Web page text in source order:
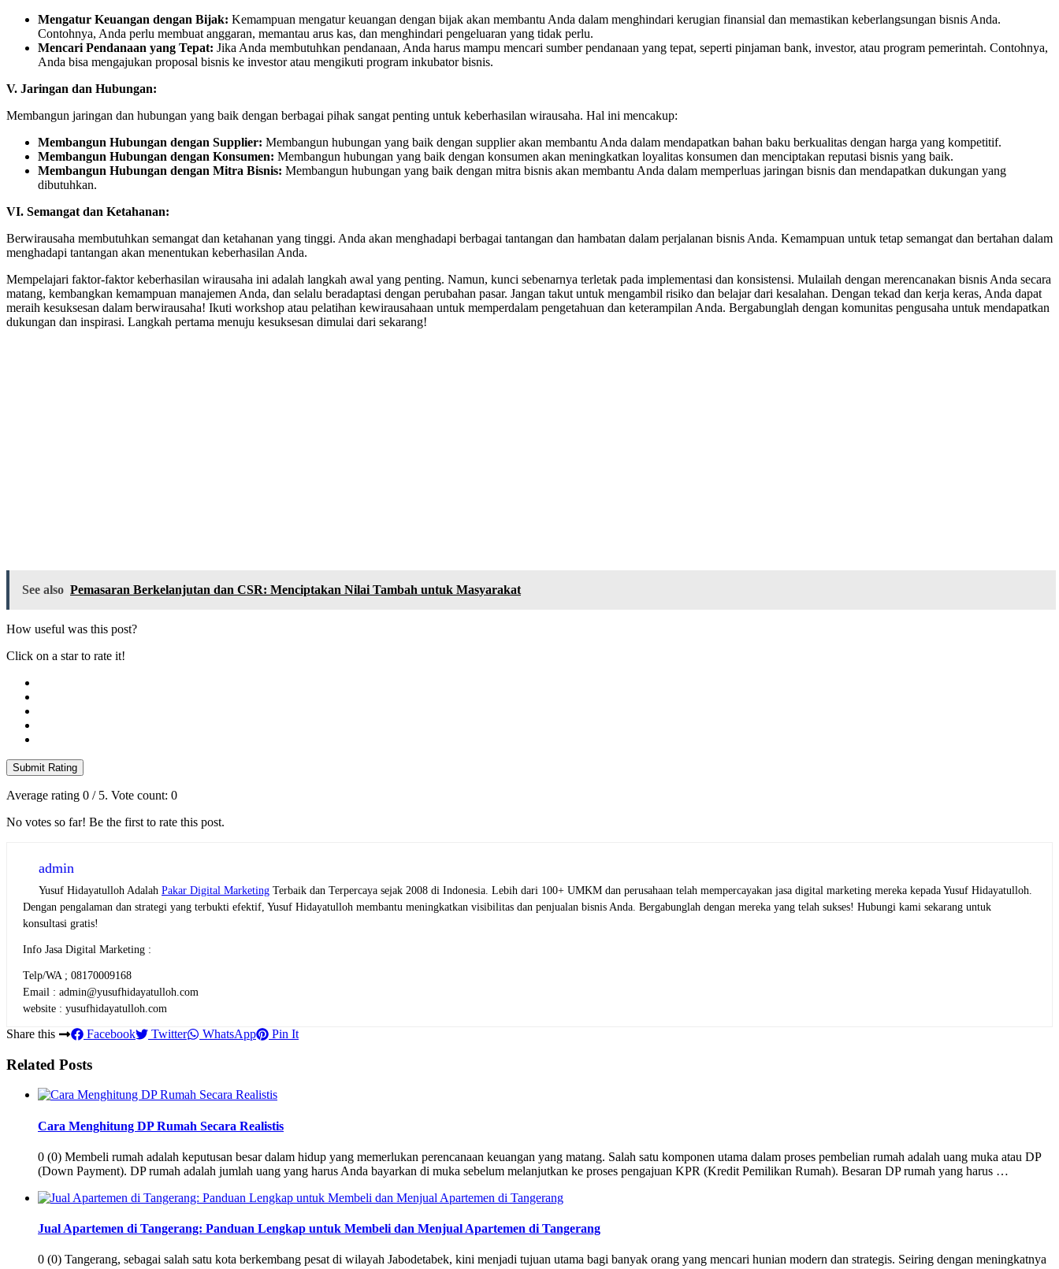
Mengatur Keuangan dengan Bijak: Kemampuan mengatur keuangan dengan bijak akan membantu Anda dalam menghindari kerugian finansial dan memastikan keberlangsungan bisnis Anda.
Contohnya, Anda perlu membuat anggaran, memantau arus kas, dan menghindari pengeluaran yang tidak perlu.
Mencari Pendanaan yang Tepat: Jika Anda membutuhkan pendanaan, Anda harus mampu mencari sumber pendanaan yang tepat, seperti pinjaman bank, investor, atau program pemerintah. Contohnya,
Anda bisa mengajukan proposal bisnis ke investor atau mengikuti program inkubator bisnis.
V. Jaringan dan Hubungan:
Membangun jaringan dan hubungan yang baik dengan berbagai pihak sangat penting untuk keberhasilan wirausaha. Hal ini mencakup:
Membangun Hubungan dengan Supplier: Membangun hubungan yang baik dengan supplier akan membantu Anda dalam mendapatkan bahan baku berkualitas dengan harga yang kompetitif.
Membangun Hubungan dengan Konsumen: Membangun hubungan yang baik dengan konsumen akan meningkatkan loyalitas konsumen dan menciptakan reputasi bisnis yang baik.
Membangun Hubungan dengan Mitra Bisnis: Membangun hubungan yang baik dengan mitra bisnis akan membantu Anda dalam memperluas jaringan bisnis dan mendapatkan dukungan yang
dibutuhkan.
VI. Semangat dan Ketahanan:
Berwirausaha membutuhkan semangat dan ketahanan yang tinggi. Anda akan menghadapi berbagai tantangan dan hambatan dalam perjalanan bisnis Anda. Kemampuan untuk tetap semangat dan bertahan dalam
menghadapi tantangan akan menentukan keberhasilan Anda.
Mempelajari faktor-faktor keberhasilan wirausaha ini adalah langkah awal yang penting. Namun, kunci sebenarnya terletak pada implementasi dan konsistensi. Mulailah dengan merencanakan bisnis Anda secara
matang, kembangkan kemampuan manajemen Anda, dan selalu beradaptasi dengan perubahan pasar. Jangan takut untuk mengambil risiko dan belajar dari kesalahan. Dengan tekad dan kerja keras, Anda dapat
meraih kesuksesan dalam berwirausaha! Ikuti workshop atau pelatihan kewirausahaan untuk memperdalam pengetahuan dan keterampilan Anda. Bergabunglah dengan komunitas pengusaha untuk mendapatkan
dukungan dan inspirasi. Langkah pertama menuju kesuksesan dimulai dari sekarang!
See also Pemasaran Berkelanjutan dan CSR: Menciptakan Nilai Tambah untuk Masyarakat
How useful was this post?
Click on a star to rate it!
Submit Rating
Average rating 0 / 5. Vote count: 0
No votes so far! Be the first to rate this post.
admin
Yusuf Hidayatulloh Adalah Pakar Digital Marketing Terbaik dan Terpercaya sejak 2008 di Indonesia. Lebih dari 100+ UMKM dan perusahaan telah mempercayakan jasa digital marketing mereka kepada Yusuf Hidayatulloh.
Dengan pengalaman dan strategi yang terbukti efektif, Yusuf Hidayatulloh membantu meningkatkan visibilitas dan penjualan bisnis Anda. Bergabunglah dengan mereka yang telah sukses! Hubungi kami sekarang untuk
konsultasi gratis!
Info Jasa Digital Marketing :
Telp/WA ; 08170009168
Email : admin@yusufhidayatulloh.com
website : yusufhidayatulloh.com
Share this Facebook Twitter WhatsApp Pin It
Related Posts
Cara Menghitung DP Rumah Secara Realistis
0 (0) Membeli rumah adalah keputusan besar dalam hidup yang memerlukan perencanaan keuangan yang matang. Salah satu komponen utama dalam proses pembelian rumah adalah uang muka atau DP
(Down Payment). DP rumah adalah jumlah uang yang harus Anda bayarkan di muka sebelum melanjutkan ke proses pengajuan KPR (Kredit Pemilikan Rumah). Besaran DP rumah yang harus …
Jual Apartemen di Tangerang: Panduan Lengkap untuk Membeli dan Menjual Apartemen di Tangerang
0 (0) Tangerang, sebagai salah satu kota berkembang pesat di wilayah Jabodetabek, kini menjadi tujuan utama bagi banyak orang yang mencari hunian modern dan strategis. Seiring dengan meningkatnya